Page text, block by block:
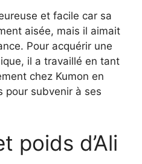
et facile car sa
aisée, mais il aimait
Pour acquérir une
il a travaillé en tant
chez Kumon en
pour subvenir à ses
poids d’Ali